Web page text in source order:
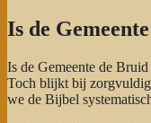
Is de
Is de Gemeente de
Toch blijkt bij
we de Bijbel